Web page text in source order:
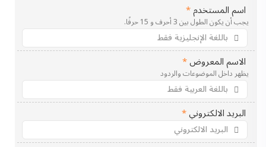
اسم المستخدم*
يجب أن يكون الطول بين 3 أحرف و 15 حرفًا.
الاسم المعروض*
يظهر داخل الموضوعات والردود
البريد الالكتروني*